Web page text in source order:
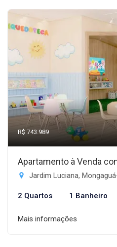
R$ 743.989
Apartamento à Venda
Jardim Luciana,
2 Quartos 1 Banheiro
Mais informações